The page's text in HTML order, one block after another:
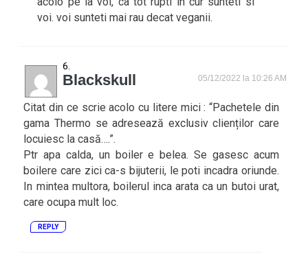
voi. voi sunteti mai rau decat veganii.
Blackskull 05/12/2022 la 10:26 AM
Citat din ce scrie acolo cu litere mici : “Pachetele din
gama Thermo se adresează exclusiv clienților care
locuiesc la casă….”.
Ptr apa calda, un boiler e belea. Se gasesc acum
boilere care zici ca-s bijuterii, le poti incadra oriunde.
In mintea multora, boilerul inca arata ca un butoi urat,
care ocupa mult loc.
REPLY